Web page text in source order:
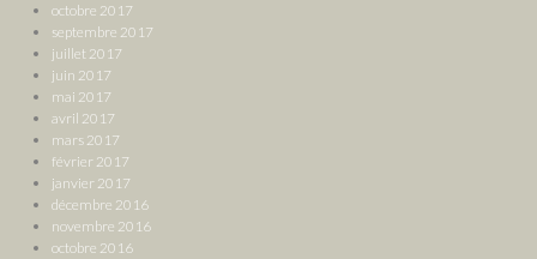
octobre 2017
septembre 2017
juillet 2017
juin 2017
mai 2017
avril 2017
mars 2017
février 2017
janvier 2017
décembre 2016
novembre 2016
octobre 2016